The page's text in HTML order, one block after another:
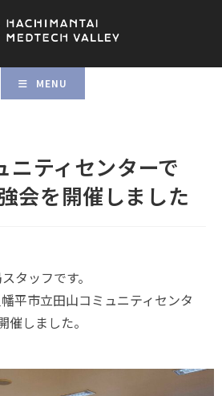
MENU
ニティセンターで
会を開催しました
タッフです。
平市立田山コミュニティセンタ
催しました。